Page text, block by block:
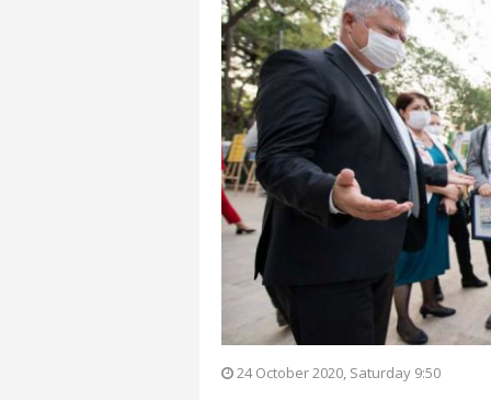
24 October 2020, Saturday 9:50